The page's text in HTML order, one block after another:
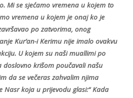
Mi se sjećamo vremena u kojem to
vremena u kojem je onaj ko je
po zatvorima, onog
Kur’an-i Kerimu nije imalo ovakvu
U kojem su naši muallimi po
krišom poučavali našu
da se večeras zahvalim njima
Nasr koja u prijevodu glasi:“ Kada